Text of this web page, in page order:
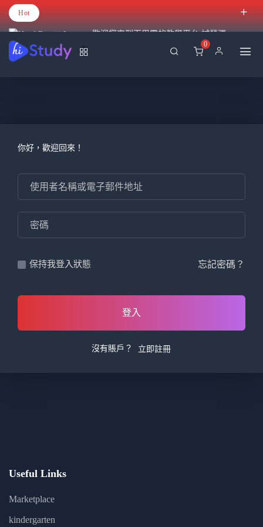
Hot
歡迎您來到百里霧的教學平台 試營運
0
你好，歡迎回來！
保持我登入狀態 忘記密碼？
登入
沒有賬戶？ 立即註冊
Useful Links
Marketplace
kindergarten